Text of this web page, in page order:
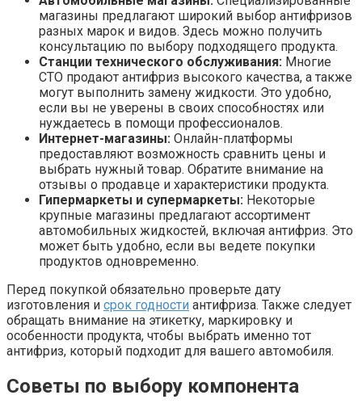
магазины предлагают широкий выбор антифризов
разных марок и видов. Здесь можно получить
консультацию по выбору подходящего продукта.
Станции технического обслуживания: Многие
СТО продают антифриз высокого качества, а также
могут выполнить замену жидкости. Это удобно,
если вы не уверены в своих способностях или
нуждаетесь в помощи профессионалов.
Интернет-магазины: Онлайн-платформы
предоставляют возможность сравнить цены и
выбрать нужный товар. Обратите внимание на
отзывы о продавце и характеристики продукта.
Гипермаркеты и супермаркеты: Некоторые
крупные магазины предлагают ассортимент
автомобильных жидкостей, включая антифриз. Это
может быть удобно, если вы ведете покупки
продуктов одновременно.
Перед покупкой обязательно проверьте дату
изготовления и срок годности антифриза. Также следует
обращать внимание на этикетку, маркировку и
особенности продукта, чтобы выбрать именно тот
антифриз, который подходит для вашего автомобиля.
Советы по выбору компонента